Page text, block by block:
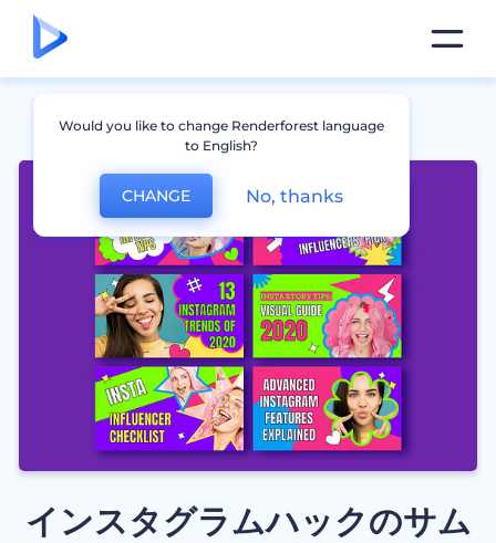
インスタグラムハックのサム
Would you like to change Renderforest language
to English?
CHANGE No, thanks